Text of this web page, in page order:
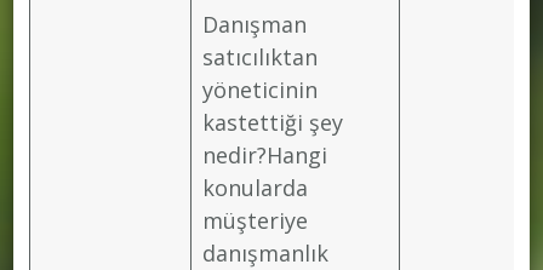
Danışman
satıcılıktan
yöneticinin
kastettiği şey
nedir?Hangi
konularda
müşteriye
danışmanlık